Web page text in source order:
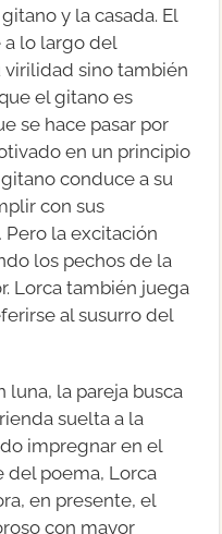
y la casada. El
lo largo del
virilidad sino también
el gitano es
se hace pasar por
en un principio
conduce a su
con sus
la excitación
los pechos de la
Lorca también juega
al susurro del
luna, la pareja busca
suelta a la
impregnar en el
del poema, Lorca
en presente, el
con mayor